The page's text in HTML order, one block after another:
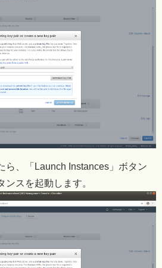
ら、「Launch Instances」ボタン
ンスを起動します。